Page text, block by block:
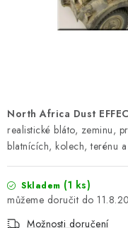
SKY RIDERS COFFEE
O nás Moje objednávka
Obchodní podmínky
Reklamační řád
Převodník modelářských
North Africa Dust
realistické bláto, zeminu,
blatnících, kolech, terénu
Skladem (1 ks)
Možnosti doručení